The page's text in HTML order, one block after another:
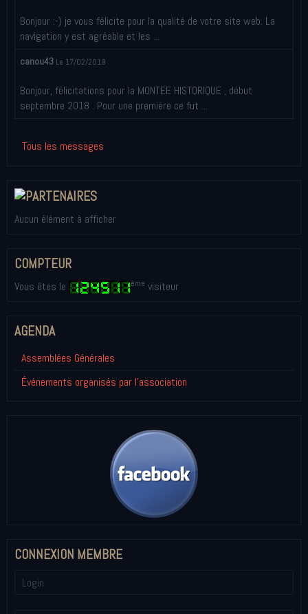
Bonjour :-) je vous félicite pour la qualité de votre site web. La
navigation y est agréable et les ...
canou43 Le 17/02/2019
Bonjour, félicitations pour la MONTEE HISTORIQUE , début
septembre 2018 . Pour une première ce fut ...
Tous les messages
Aucun élément à afficher
COMPTEUR
Vous êtes le ème visiteur
AGENDA
Assemblées Générales
Événements organisés par l'association
CONNEXION MEMBRE